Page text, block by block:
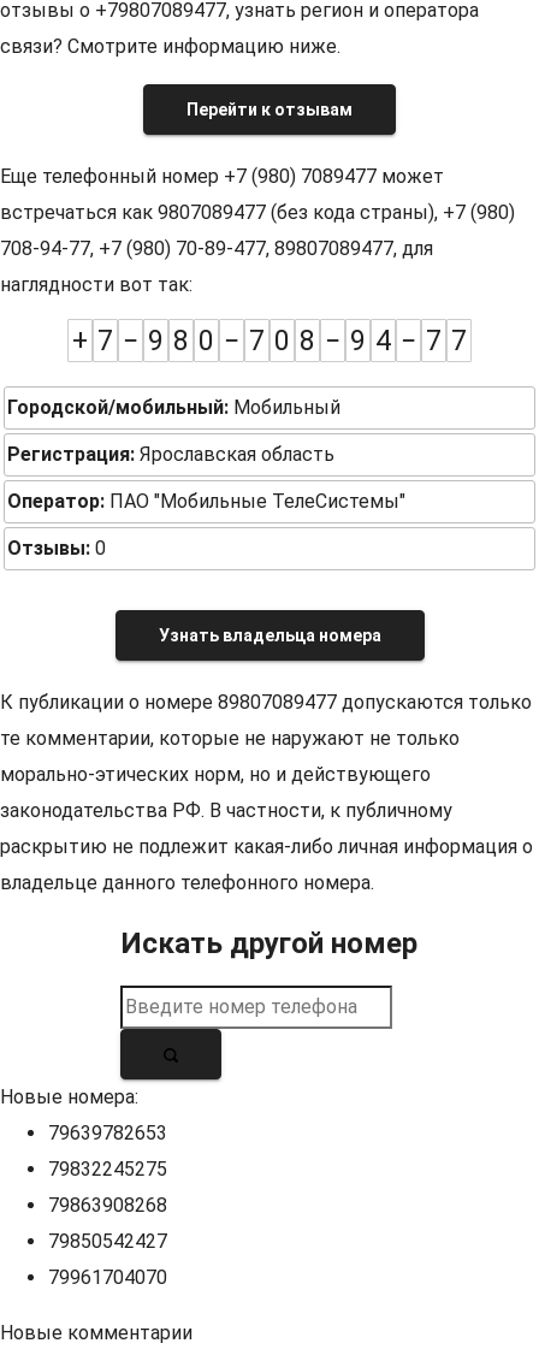
отзывы о +79807089477, узнать регион и оператора
связи? Смотрите информацию ниже.
Перейти к отзывам
Еще телефонный номер +7 (980) 7089477 может
встречаться как 9807089477 (без кода страны), +7 (980)
708-94-77, +7 (980) 70-89-477, 89807089477, для
наглядности вот так:
+ 7 − 9 8 0 − 7 0 8 − 9 4 − 7 7
Городской/мобильный: Мобильный
Регистрация: Ярославская область
Оператор: ПАО "Мобильные ТелеСистемы"
Отзывы: 0
Узнать владельца номера
К публикации о номере 89807089477 допускаются только
те комментарии, которые не наружают не только
морально-этических норм, но и действующего
законодательства РФ. В частности, к публичному
раскрытию не подлежит какая-либо личная информация о
владельце данного телефонного номера.
Искать другой номер
Новые номера:
79639782653
79832245275
79863908268
79850542427
79961704070
Новые комментарии